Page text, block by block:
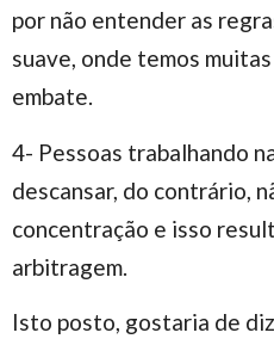
por não entender as
suave, onde temos
embate.
4- Pessoas trabalhando
descansar, do contrário,
concentração e isso
arbitragem.
Isto posto, gostaria de